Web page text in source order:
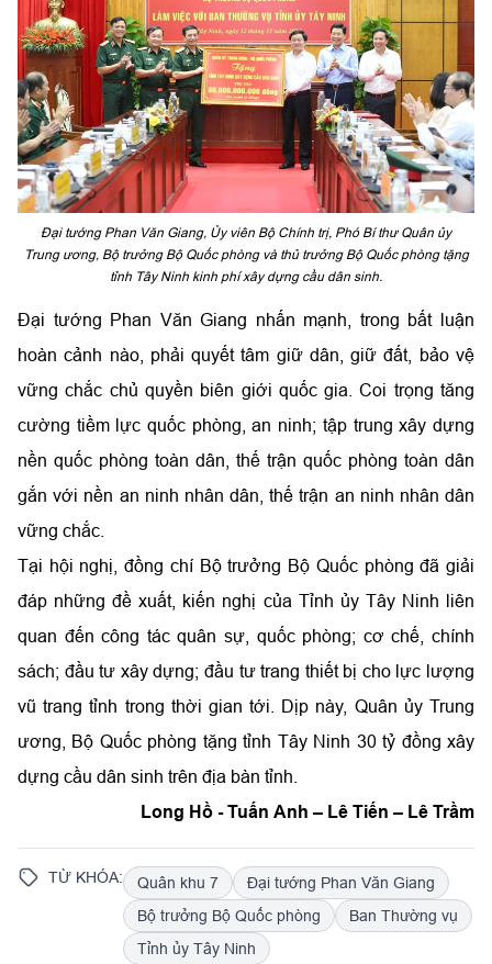
Đại tướng Phan Văn Giang, Ủy viên Bộ Chính trị, Phó Bí thư Quân ủy
Trung ương, Bộ trưởng Bộ Quốc phòng và thủ trưởng Bộ Quốc phòng tặng
tỉnh Tây Ninh kinh phí xây dựng cầu dân sinh.
Đại tướng Phan Văn Giang nhấn mạnh, trong bất luận
hoàn cảnh nào, phải quyết tâm giữ dân, giữ đất, bảo vệ
vững chắc chủ quyền biên giới quốc gia. Coi trọng tăng
cường tiềm lực quốc phòng, an ninh; tập trung xây dựng
nền quốc phòng toàn dân, thế trận quốc phòng toàn dân
gắn với nền an ninh nhân dân, thế trận an ninh nhân dân
vững chắc.
Tại hội nghị, đồng chí Bộ trưởng Bộ Quốc phòng đã giải
đáp những đề xuất, kiến nghị của Tỉnh ủy Tây Ninh liên
quan đến công tác quân sự, quốc phòng; cơ chế, chính
sách; đầu tư xây dựng; đầu tư trang thiết bị cho lực lượng
vũ trang tỉnh trong thời gian tới. Dịp này, Quân ủy Trung
ương, Bộ Quốc phòng tặng tỉnh Tây Ninh 30 tỷ đồng xây
dựng cầu dân sinh trên địa bàn tỉnh.
Long Hồ - Tuấn Anh – Lê Tiến – Lê Trầm
TỪ KHÓA: Quân khu 7
Đại tướng Phan Văn Giang
Bộ trưởng Bộ Quốc phòng
Ban Thường vụ
Tỉnh ủy Tây Ninh